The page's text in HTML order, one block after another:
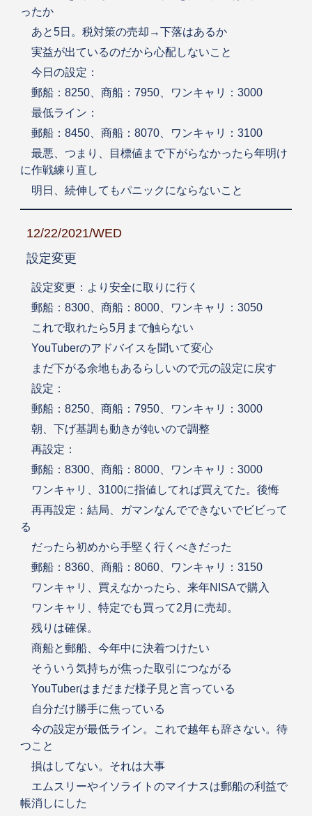
ったか
あと5日。税対策の売却→下落はあるか
実益が出ているのだから心配しないこと
今日の設定：
郵船：8250、商船：7950、ワンキャリ：3000
最低ライン：
郵船：8450、商船：8070、ワンキャリ：3100
最悪、つまり、目標値まで下がらなかったら年明け
に作戦練り直し
明日、続伸してもパニックにならないこと
12/22/2021/WED
設定変更
設定変更：より安全に取りに行く
郵船：8300、商船：8000、ワンキャリ：3050
これで取れたら5月まで触らない
YouTuberのアドバイスを聞いて変心
まだ下がる余地もあるらしいので元の設定に戻す
設定：
郵船：8250、商船：7950、ワンキャリ：3000
朝、下げ基調も動きが鈍いので調整
再設定：
郵船：8300、商船：8000、ワンキャリ：3000
ワンキャリ、3100に指値してれば買えてた。後悔
再再設定：結局、ガマンなんでできないでビビって
る
だったら初めから手堅く行くべきだった
郵船：8360、商船：8060、ワンキャリ：3150
ワンキャリ、買えなかったら、来年NISAで購入
ワンキャリ、特定でも買って2月に売却。
残りは確保。
商船と郵船、今年中に決着つけたい
そういう気持ちが焦った取引につながる
YouTuberはまだまだ様子見と言っている
自分だけ勝手に焦っている
今の設定が最低ライン。これで越年も辞さない。待
つこと
損はしてない。それは大事
エムスリーやイソライトのマイナスは郵船の利益で
帳消しにした